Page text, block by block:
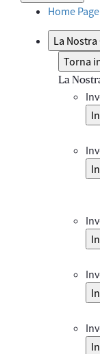
Home Page
La
Torna
La